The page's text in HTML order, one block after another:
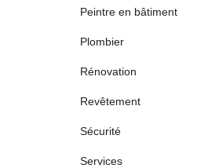
Peintre en bâtiment
Plombier
Rénovation
Revêtement
Sécurité
Services